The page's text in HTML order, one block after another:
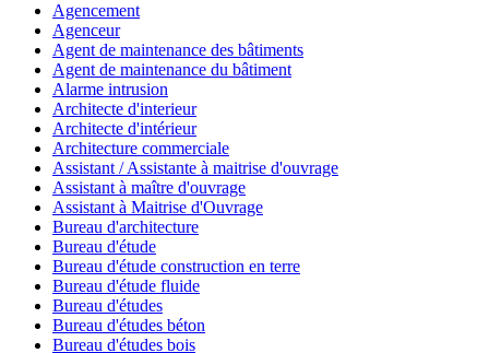
Agencement
Agenceur
Agent de maintenance des bâtiments
Agent de maintenance du bâtiment
Alarme intrusion
Architecte d'interieur
Architecte d'intérieur
Architecture commerciale
Assistant / Assistante à maitrise d'ouvrage
Assistant à maître d'ouvrage
Assistant à Maitrise d'Ouvrage
Bureau d'architecture
Bureau d'étude
Bureau d'étude construction en terre
Bureau d'étude fluide
Bureau d'études
Bureau d'études béton
Bureau d'études bois